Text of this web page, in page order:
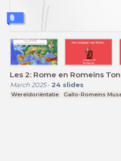
Les 2: Rome en Romeins
March 2025- 24 slides
Wereldoriëntatie Gallo-Romeins